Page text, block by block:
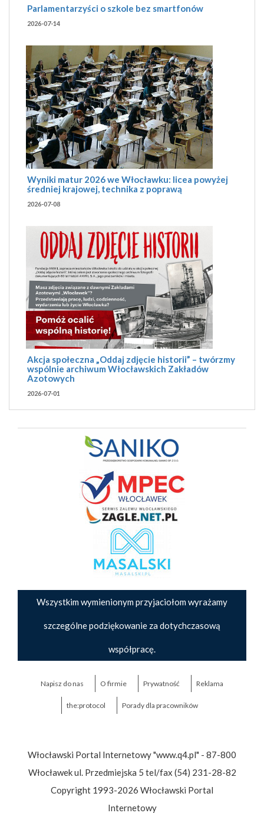
Parlamentarzyści o szkole bez smartfonów
2026-07-14
Wyniki matur 2026 we Włocławku: licea powyżej
średniej krajowej, technika z poprawą
2026-07-08
Akcja społeczna „Oddaj zdjęcie historii” – twórzmy
wspólnie archiwum Włocławskich Zakładów
Azotowych
2026-07-01
Wszystkim wymienionym przyjaciołom wyrażamy
szczególne podziękowanie za dotychczasową
współpracę.
Napisz do nas O firmie Prywatność Reklama
the:protocol Porady dla pracowników
Włocławski Portal Internetowy "www.q4.pl" - 87-800
Włocławek ul. Przedmiejska 5 tel/fax (54) 231-28-82
Copyright 1993-2026 Włocławski Portal
Internetowy